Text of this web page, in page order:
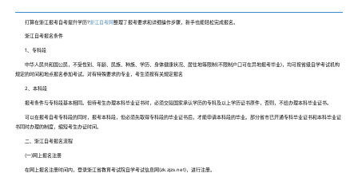
打算在浙江报考自考提升学历?浙江自考网整理了报考要求和详细操作步骤，新手也能轻松完成报名。
浙江自考报名条件
1、专科段
中华人民共和国公民，不受性别、年龄、民族、种族、学历、身体健康状况、居住地等限制(不限制户口可在异地报考毕业)，均可按省级自学考试机构
规定的时间和地点报名参加考试。对有特殊要求的专业，考生须按有关规定报名
2、本科段
报考条件与专科段基本相同。但待考生办理本科毕业证书时，必须交验国家承认学历的专科及以上学历证书原件，否则，不给办理本科毕业证书。
可以在报考自考专科段的同时，报考本科段，但必须先取得专科段的毕业证书后，才能申请本科段的毕业。部分省市已开通专科毕业证书和本科毕业证
书同时办理的制度，缩短考生办证时间。
二、浙江自考报名流程
(一)网上报名注册
在网上报名注册时间内，登录浙江省教育考试院自学考试信息网(zk.zjzs.net)，进行注册。